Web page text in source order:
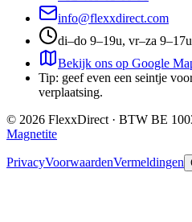
info@flexxdirect.com
di–do 9–19u, vr–za
Bekijk ons op Google
Tip: geef even een seintje
verplaatsing.
© 2026 FlexxDirect · BTW BE
Magnetite
PrivacyVoorwaardenVermeldingen